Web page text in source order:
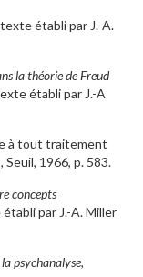
établi par J.-A.
la théorie de Freud
établi par J.-A
à tout traitement
Seuil, 1966, p. 583.
concepts
par J.-A. Miller
psychanalyse,